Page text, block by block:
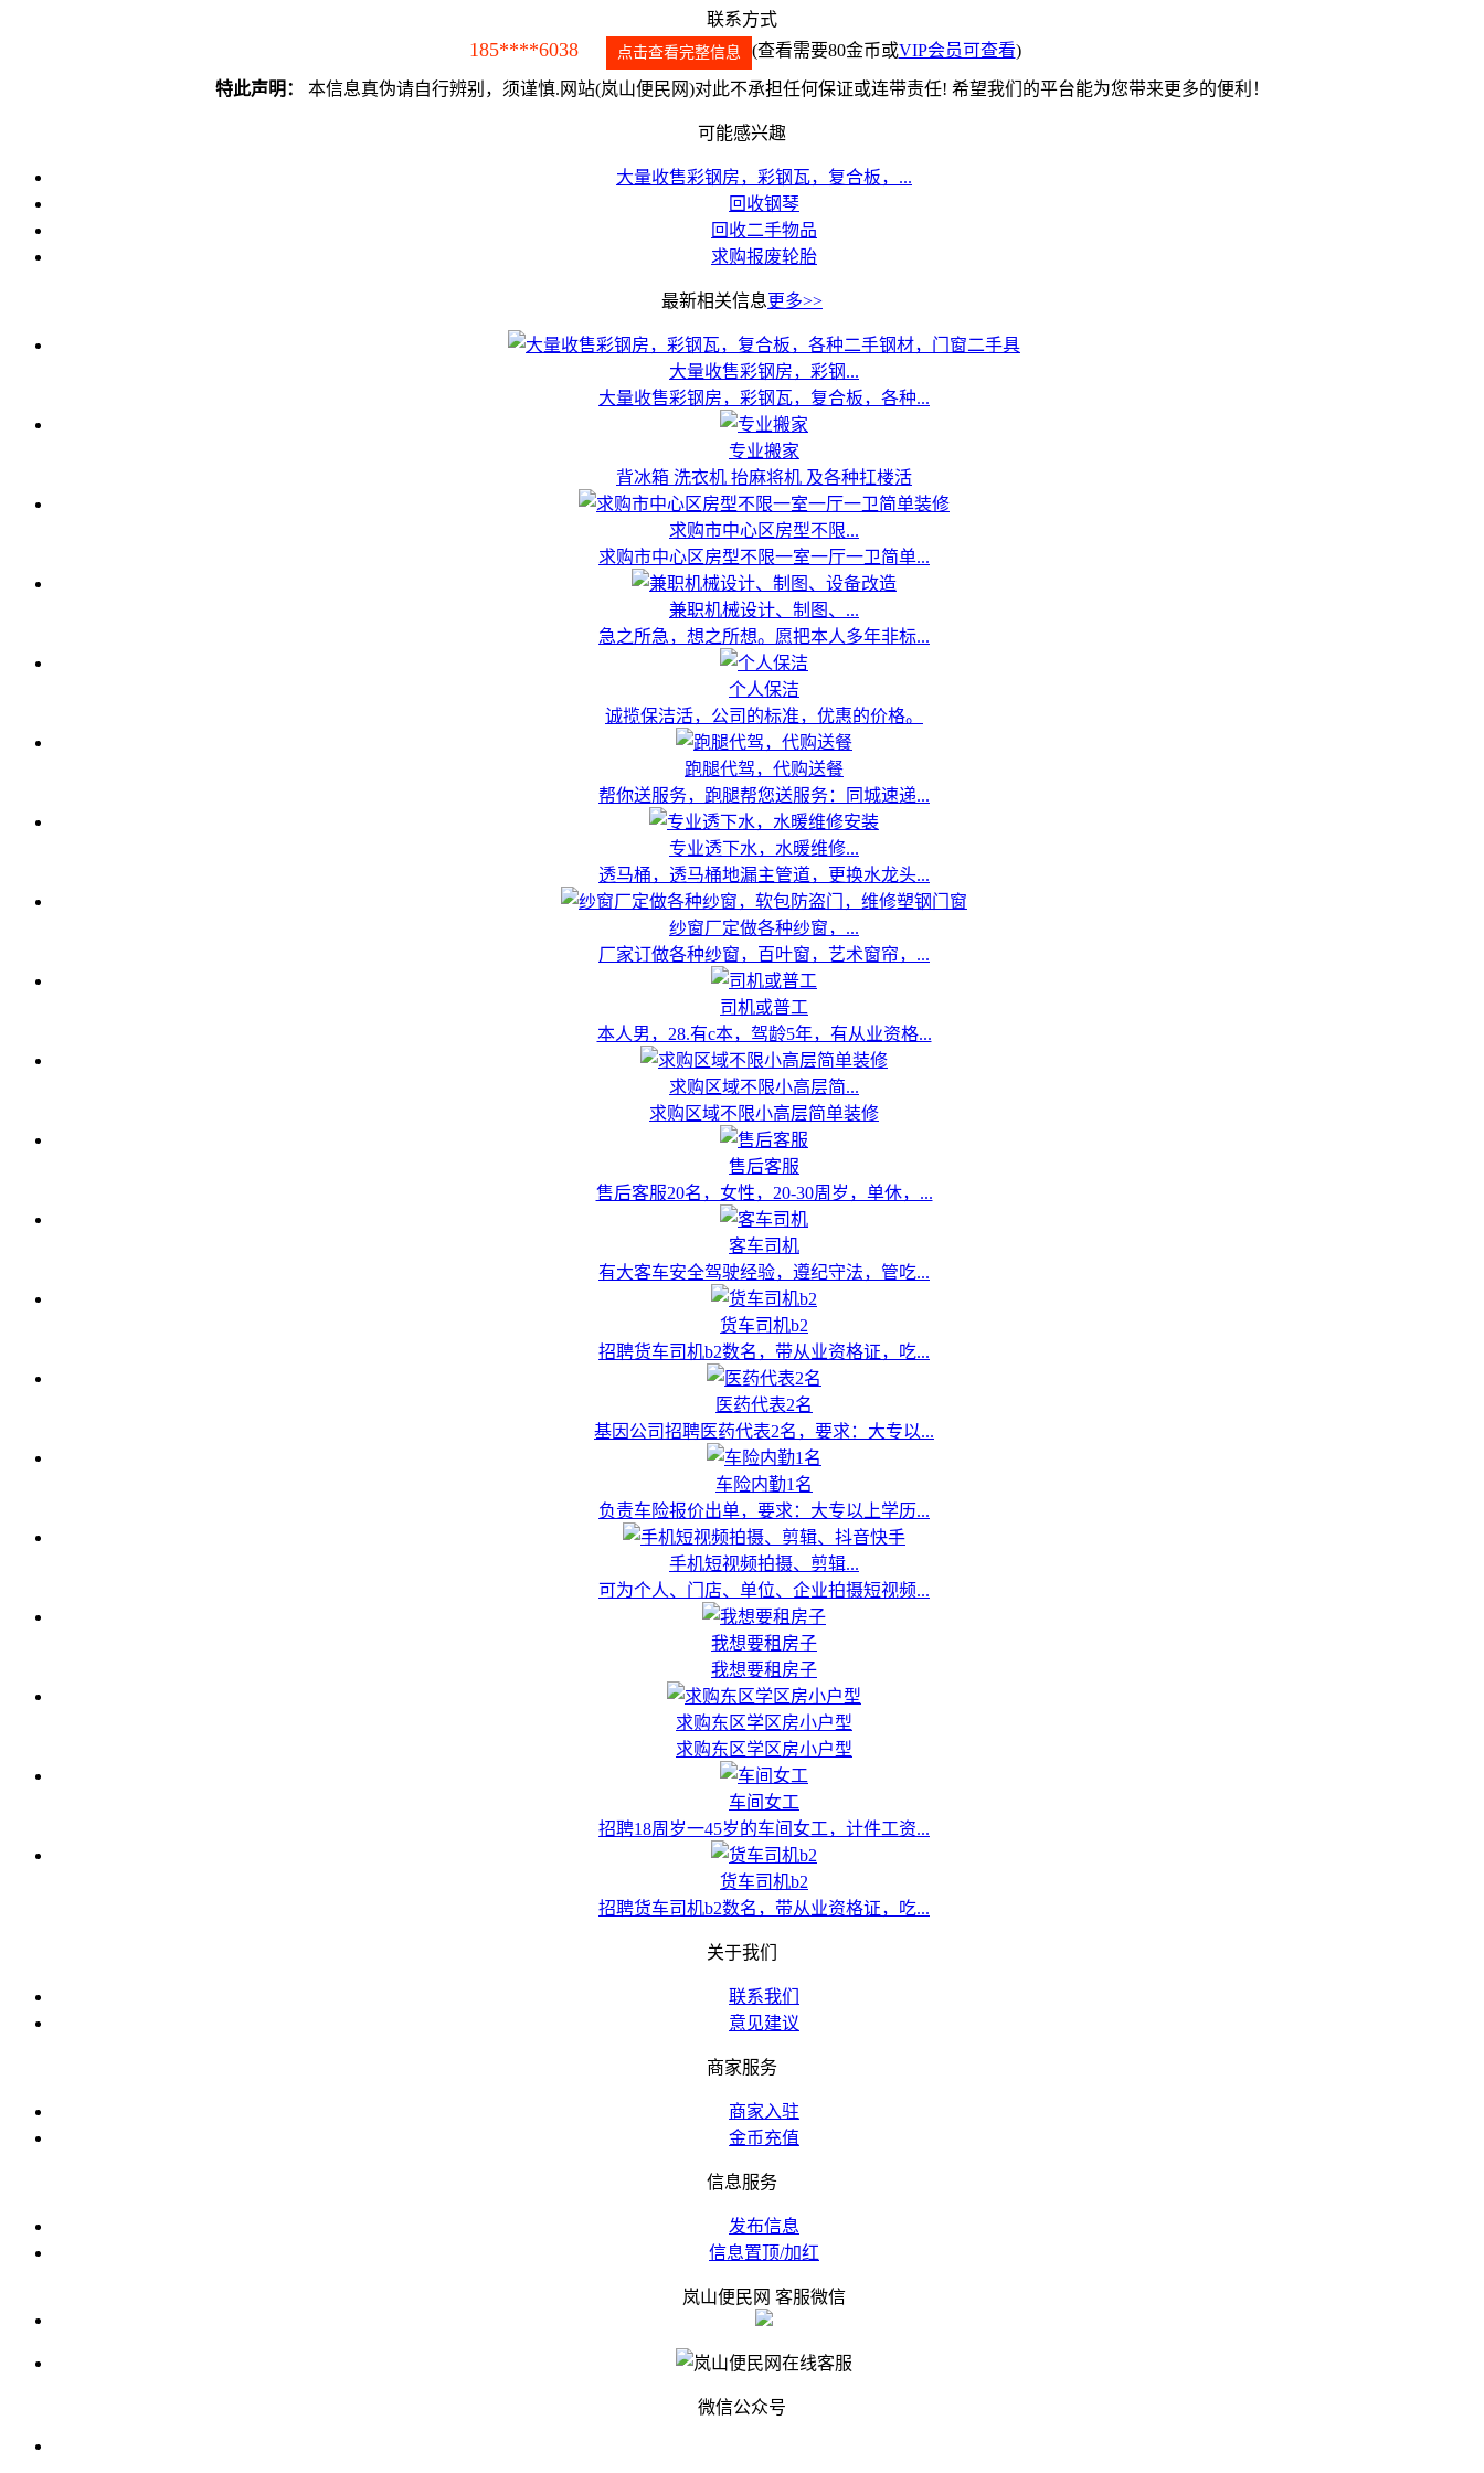
联系方式
185****6038 点击查看完整信息 (查看需要80金币或VIP会员可查看)
特此声明： 本信息真伪请自行辨别，须谨慎.网站(岚山便民网)对此不承担任何保证或连带责任! 希望我们的平台能为您带来更多的便利！
可能感兴趣
大量收售彩钢房，彩钢瓦，复合板，...
回收钢琴
回收二手物品
求购报废轮胎
最新相关信息更多>>
大量收售彩钢房，彩钢...
大量收售彩钢房，彩钢瓦，复合板，各种...
专业搬家
背冰箱 洗衣机 抬麻将机 及各种扛楼活
求购市中心区房型不限...
求购市中心区房型不限一室一厅一卫简单...
兼职机械设计、制图、...
急之所急，想之所想。愿把本人多年非标...
个人保洁
诚揽保洁活，公司的标准，优惠的价格。
跑腿代驾，代购送餐
帮你送服务，跑腿帮您送服务：同城速递...
专业透下水，水暖维修...
透马桶，透马桶地漏主管道，更换水龙头...
纱窗厂定做各种纱窗，...
厂家订做各种纱窗，百叶窗，艺术窗帘，...
司机或普工
本人男，28.有c本，驾龄5年，有从业资格...
求购区域不限小高层简...
求购区域不限小高层简单装修
售后客服
售后客服20名，女性，20-30周岁，单休，...
客车司机
有大客车安全驾驶经验，遵纪守法，管吃...
货车司机b2
招聘货车司机b2数名，带从业资格证，吃...
医药代表2名
基因公司招聘医药代表2名，要求：大专以...
车险内勤1名
负责车险报价出单，要求：大专以上学历...
手机短视频拍摄、剪辑...
可为个人、门店、单位、企业拍摄短视频...
我想要租房子
我想要租房子
求购东区学区房小户型
求购东区学区房小户型
车间女工
招聘18周岁一45岁的车间女工，计件工资...
货车司机b2
招聘货车司机b2数名，带从业资格证，吃...
关于我们
联系我们
意见建议
商家服务
商家入驻
金币充值
信息服务
发布信息
信息置顶/加红
岚山便民网 客服微信
微信公众号